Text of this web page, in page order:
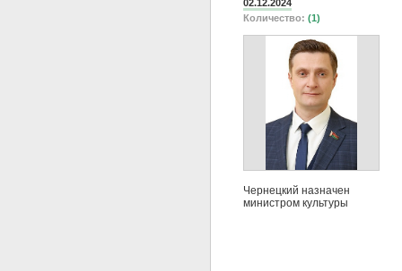
02.12.2024
Количество: (1)
Чернецкий назначен
министром культуры